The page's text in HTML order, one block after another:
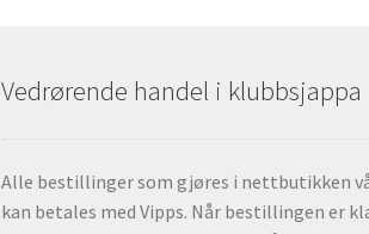
Vedrørende handel i klubbsjappa
Alle bestillinger som gjøres i nettbutikken
kan betales med Vipps. Når bestillingen er